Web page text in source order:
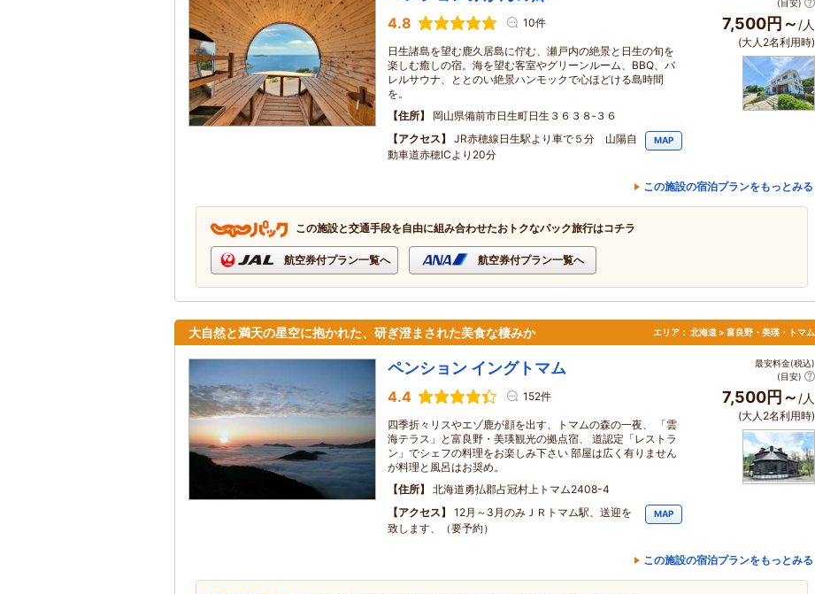
4.8 10件
日生諸島を望む鹿久居島に佇む、瀬戸内の絶景と日生の旬を
楽しむ癒しの宿。海を望む客室やグリーンルーム、BBQ、バ
レルサウナ、ととのい絶景ハンモックで心ほどける島時間
を。
住所
岡山県備前市日生町日生３６３８‐３６
アクセス
JR赤穂線日生駅より車で５分 山陽自
動車道赤穂ICより20分
MAP
(目安)
7,500円～ /人
(大人2名利用時)
この施設の宿泊プランをもっとみる
この施設と交通手段を自由に組み合わせたおトクなパック旅行はコチラ
航空券付プラン一覧へ 航空券付プラン一覧へ
大自然と満天の星空に抱かれた、研ぎ澄まされた美食な棲みか エリア： 北海道 > 富良野・美瑛・トマム
ペンション イングトマム
4.4 152件
四季折々リスやエゾ鹿が顔を出す、トマムの森の一夜、 「雲
海テラス」と富良野・美瑛観光の拠点宿、 道認定「レストラ
ン」でシェフの料理をお楽しみ下さい 部屋は広く有りません
が料理と風呂はお奨め。
住所
北海道勇払郡占冠村上トマム2408-4
アクセス
12月～3月のみＪＲトマム駅、送迎を
致します、（要予約）
MAP
最安料金(税込)
(目安)
7,500円～ /人
(大人2名利用時)
この施設の宿泊プランをもっとみる